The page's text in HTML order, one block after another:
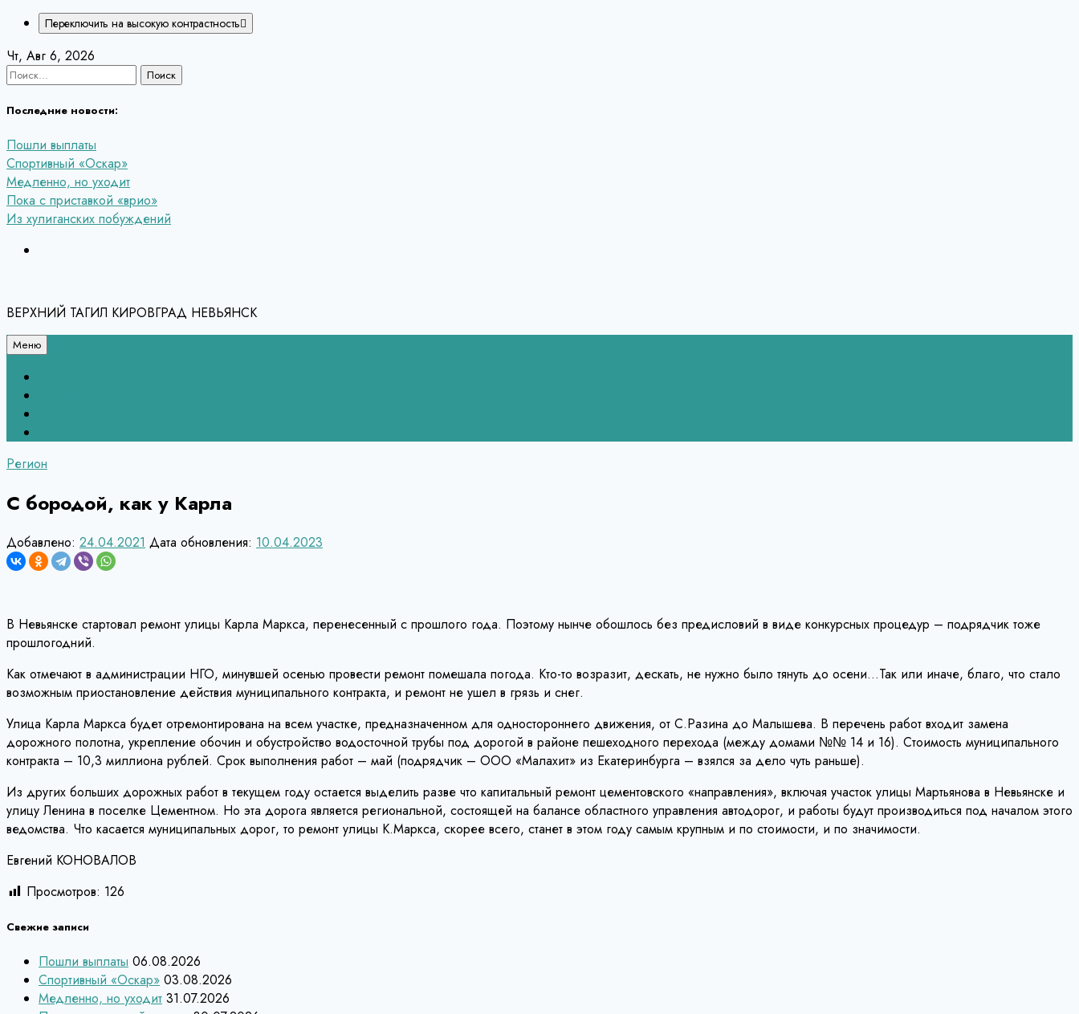
Переключить на высокую контрастность
Перейти
к
Чт, Авг 6, 2026
Найти:
Последние новости:
Пошли выплаты
Спортивный «Оскар»
Медленно, но уходит
Пока с приставкой «врио»
Из хулиганских побуждений
ВЕРХНИЙ ТАГИЛ КИРОВГРАД НЕВЬЯНСК
Меню
Регион
С бородой, как у Карла
Добавлено: 24.04.2021 Дата обновления: 10.04.2023
В Невьянске стартовал ремонт улицы Карла Маркса, перенесенный с прошлого года. Поэтому нынче обошлось без предисловий в виде конкурсных процедур – подрядчик тоже
прошлогодний.
Как отмечают в администрации НГО, минувшей осенью провести ремонт помешала погода. Кто-то возразит, дескать, не нужно было тянуть до осени…Так или иначе, благо, что стало
возможным приостановление действия муниципального контракта, и ремонт не ушел в грязь и снег.
Улица Карла Маркса будет отремонтирована на всем участке, предназначенном для одностороннего движения, от С.Разина до Малышева. В перечень работ входит замена
дорожного полотна, укрепление обочин и обустройство водосточной трубы под дорогой в районе пешеходного перехода (между домами №№ 14 и 16). Стоимость муниципального
контракта – 10,3 миллиона рублей. Срок выполнения работ – май (подрядчик – ООО «Малахит» из Екатеринбурга – взялся за дело чуть раньше).
Из других больших дорожных работ в текущем году остается выделить разве что капитальный ремонт цементовского «направления», включая участок улицы Мартьянова в Невьянске и
улицу Ленина в поселке Цементном. Но эта дорога является региональной, состоящей на балансе областного управления автодорог, и работы будут производиться под началом этого
ведомства. Что касается муниципальных дорог, то ремонт улицы К.Маркса, скорее всего, станет в этом году самым крупным и по стоимости, и по значимости.
Евгений КОНОВАЛОВ
Просмотров: 126
Свежие записи
Пошли выплаты 06.08.2026
Спортивный «Оскар» 03.08.2026
Медленно, но уходит 31.07.2026